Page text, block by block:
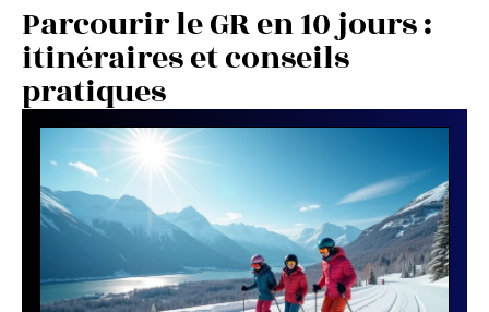
Parcourir le GR en 10 jours :
itinéraires et conseils
pratiques